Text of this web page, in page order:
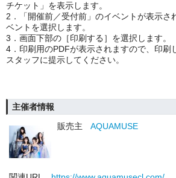
チケット」を表示します。
2．「開催前／受付前」のイベントが表示さ
ベントを選択します。
3．画面下部の［印刷する］を選択します。
4．印刷用のPDFが表示されますので、印刷
スタッフに提示してください。
主催者情報
販売主
AQUAMUSE